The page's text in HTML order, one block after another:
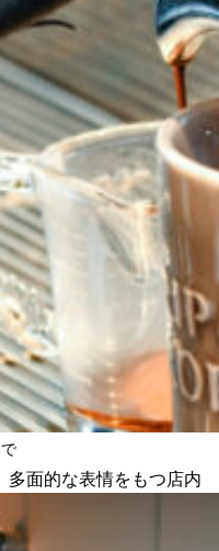
多面的な表情をもつ店内